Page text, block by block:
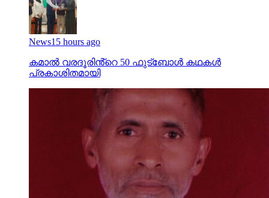
News15 hours ago
കമാൽ വരദൂരിൻ്റെ 50 ഫുട്ബോൾ കഥകൾ
പ്രകാശിതമായി